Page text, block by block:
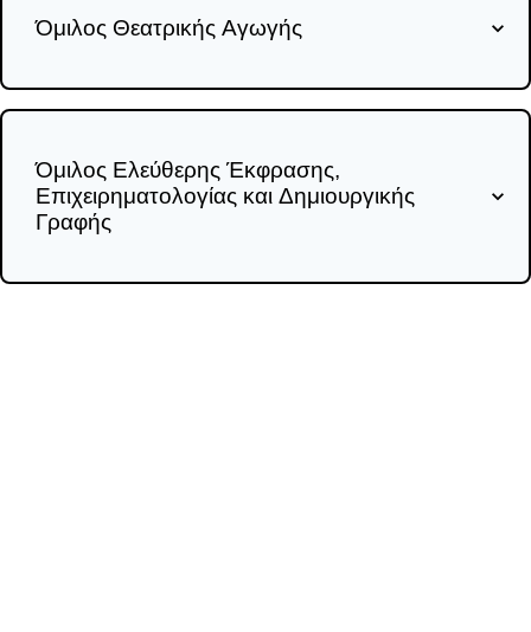
Όμιλος Θεατρικής Αγωγής
Όμιλος Ελεύθερης Έκφρασης,
Επιχειρηματολογίας και Δημιουργικής
Γραφής